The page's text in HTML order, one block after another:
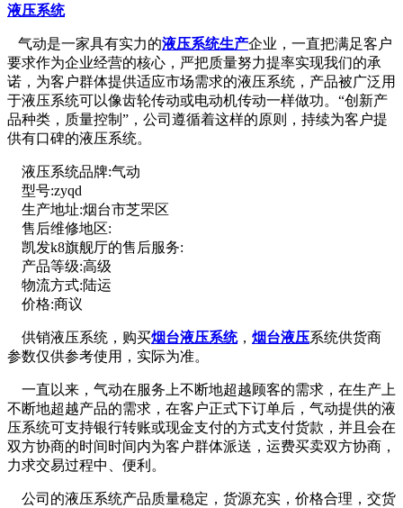
液压系统
气动是一家具有实力的液压系统生产企业，一直把满足客户
要求作为企业经营的核心，严把质量努力提率实现我们的承
诺，为客户群体提供适应市场需求的液压系统，产品被广泛用
于液压系统可以像齿轮传动或电动机传动一样做功。“创新产
品种类，质量控制”，公司遵循着这样的原则，持续为客户提
供有口碑的液压系统。
液压系统品牌:气动
型号:zyqd
生产地址:烟台市芝罘区
售后维修地区:
凯发k8旗舰厅的售后服务:
产品等级:高级
物流方式:陆运
价格:商议
供销液压系统，购买烟台液压系统， 烟台液压系统供货商
参数仅供参考使用，实际为准。
一直以来，气动在服务上不断地超越顾客的需求，在生产上
不断地超越产品的需求，在客户正式下订单后，气动提供的液
压系统可支持银行转账或现金支付的方式支付货款，并且会在
双方协商的时间时间内为客户群体派送，运费买卖双方协商，
力求交易过程中、便利。
公司的液压系统产品质量稳定，货源充实，价格合理，交货